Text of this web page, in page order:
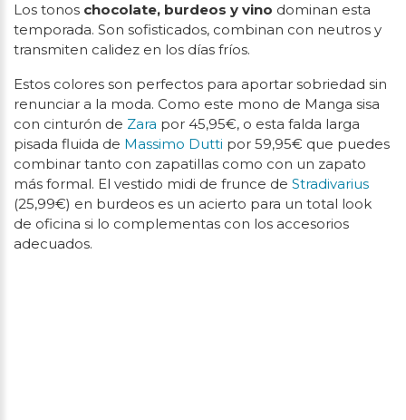
Los tonos chocolate, burdeos y vino dominan esta
temporada. Son sofisticados, combinan con neutros y
transmiten calidez en los días fríos.
Estos colores son perfectos para aportar sobriedad sin
renunciar a la moda. Como este mono de Manga sisa
con cinturón de Zara por 45,95€, o esta falda larga
pisada fluida de Massimo Dutti por 59,95€ que puedes
combinar tanto con zapatillas como con un zapato
más formal. El vestido midi de frunce de Stradivarius
(25,99€) en burdeos es un acierto para un total look
de oficina si lo complementas con los accesorios
adecuados.